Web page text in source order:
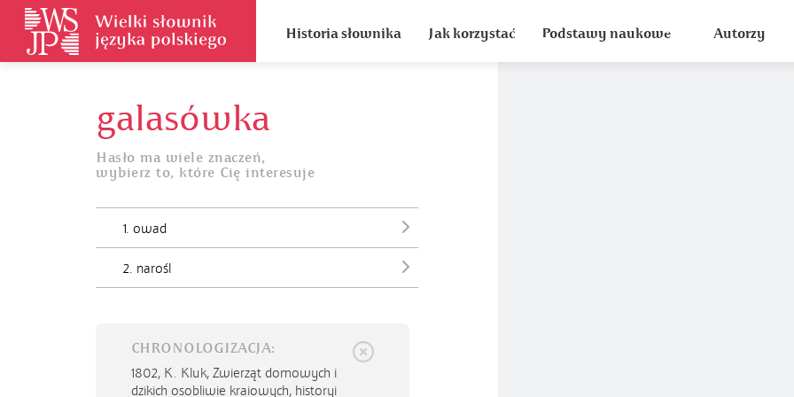
Historia słownika Jak korzystać Podstawy naukowe Autorzy
galasówka
Hasło ma wiele znaczeń,
wybierz to, które Cię interesuje
1. owad
2. narośl
CHRONOLOGIZACJA:
1802, K. Kluk, Zwierząt domowych i
dzikich osobliwie kraiowych, historyi